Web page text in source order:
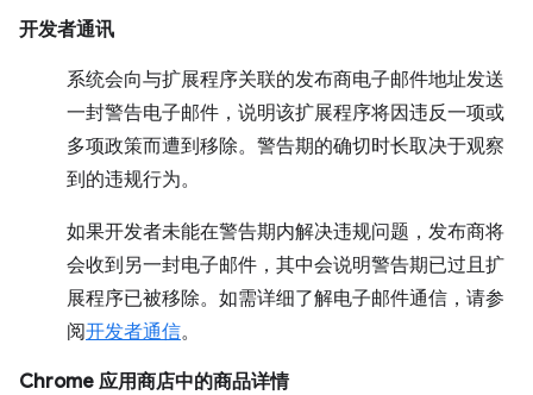
开发者通讯
系统会向与扩展程序关联的发布商电子邮件地址发送
一封警告电子邮件，说明该扩展程序将因违反一项或
多项政策而遭到移除。警告期的确切时长取决于观察
到的违规行为。
如果开发者未能在警告期内解决违规问题，发布商将
会收到另一封电子邮件，其中会说明警告期已过且扩
展程序已被移除。如需详细了解电子邮件通信，请参
阅开发者通信。
Chrome 应用商店中的商品详情